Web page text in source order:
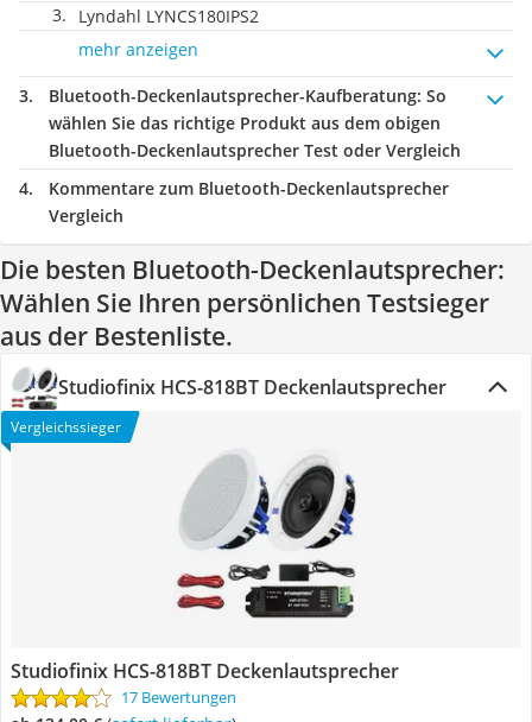
Lyndahl LYNCS180IPS2
mehr anzeigen
Bluetooth-Deckenlautsprecher-Kaufberatung: So
wählen Sie das richtige Produkt aus dem obigen
Bluetooth-Deckenlautsprecher Test oder Vergleich
Kommentare zum Bluetooth-Deckenlautsprecher
Vergleich
Die besten Bluetooth-Deckenlautsprecher:
Wählen Sie Ihren persönlichen Testsieger
aus der Bestenliste.
Studiofinix HCS-818BT Deckenlautsprecher
Vergleichssieger
Studiofinix HCS-818BT Deckenlautsprecher
17 Bewertungen